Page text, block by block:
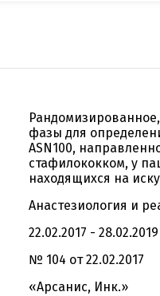
фазы для
ASN100,
стафилококком, у
находящихся на
Анастезиология и
22.02.2017 - 28.02.2019
№ 104 от 22.02.2017
«Арсанис, Инк.»